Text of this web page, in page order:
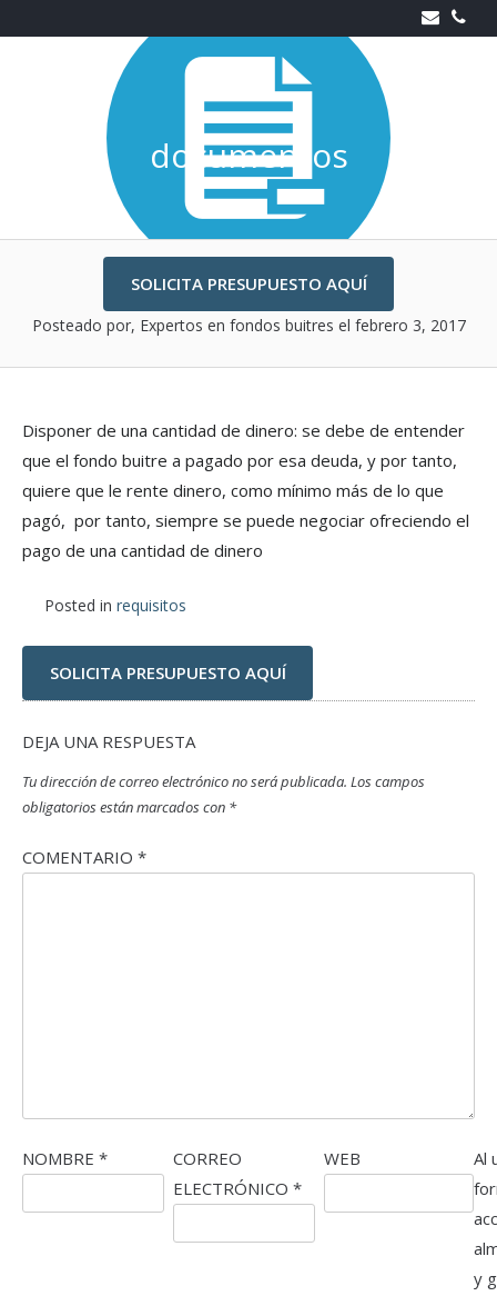
to
documentos
SOLICITA PRESUPUESTO AQUÍ
Posteado por, Expertos en fondos buitres el febrero 3, 2017
Disponer de una cantidad de dinero: se debe de entender
que el fondo buitre a pagado por esa deuda, y por tanto,
quiere que le rente dinero, como mínimo más de lo que
pagó, por tanto, siempre se puede negociar ofreciendo el
pago de una cantidad de dinero
Posted in requisitos
SOLICITA PRESUPUESTO AQUÍ
DEJA UNA RESPUESTA
Tu dirección de correo electrónico no será publicada. Los campos
obligatorios están marcados con *
COMENTARIO *
NOMBRE *
CORREO
ELECTRÓNICO *
WEB
Al
y